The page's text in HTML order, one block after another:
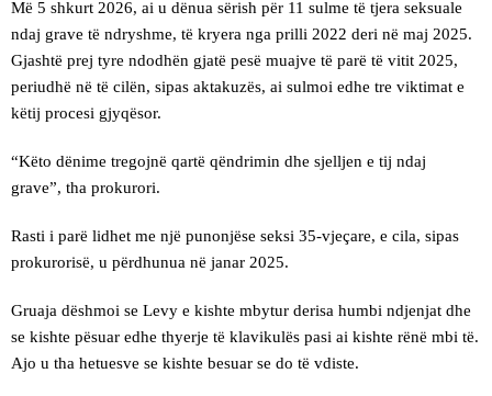
Më 5 shkurt 2026, ai u dënua sërish për 11 sulme të tjera seksuale
ndaj grave të ndryshme, të kryera nga prilli 2022 deri në maj 2025.
Gjashtë prej tyre ndodhën gjatë pesë muajve të parë të vitit 2025,
periudhë në të cilën, sipas aktakuzës, ai sulmoi edhe tre viktimat e
këtij procesi gjyqësor.
“Këto dënime tregojnë qartë qëndrimin dhe sjelljen e tij ndaj
grave”, tha prokurori.
Rasti i parë lidhet me një punonjëse seksi 35-vjeçare, e cila, sipas
prokurorisë, u përdhunua në janar 2025.
Gruaja dëshmoi se Levy e kishte mbytur derisa humbi ndjenjat dhe
se kishte pësuar edhe thyerje të klavikulës pasi ai kishte rënë mbi të.
Ajo u tha hetuesve se kishte besuar se do të vdiste.